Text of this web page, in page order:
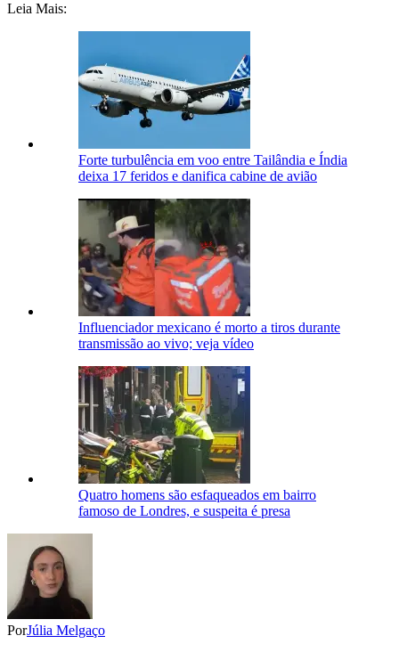
Leia Mais:
Forte turbulência em voo entre Tailândia e Índia
deixa 17 feridos e danifica cabine de avião
Influenciador mexicano é morto a tiros durante
transmissão ao vivo; veja vídeo
Quatro homens são esfaqueados em bairro
famoso de Londres, e suspeita é presa
PorJúlia Melgaço